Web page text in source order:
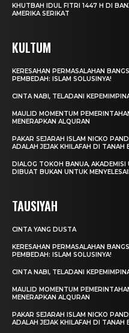
KHUTBAH IDUL FITRI 1447 H DI
AMERIKA SERIKAT
KULTUM
KERESAHAN PERMASALAHAN
PEMBEDAH: ISLAM SOLUSINYA!
CINTA NABI, TELADANI
MAULID MOMENTUM
MENERAPKAN ALQURAN
PAKAR SEJARAH ISLAM NICKO
ADALAH JEJAK KHILAFAH DI TANAH
DIALOG TOKOH BANUA,
DIBUAT BUKAN UNTUK
TAUSIYAH
CINTA YANG DUSTA
KERESAHAN PERMASALAHAN
PEMBEDAH: ISLAM SOLUSINYA!
CINTA NABI, TELADANI
MAULID MOMENTUM
MENERAPKAN ALQURAN
PAKAR SEJARAH ISLAM NICKO
ADALAH JEJAK KHILAFAH DI TANAH